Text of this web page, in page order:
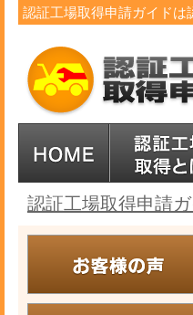
認証工場取得申請ガイドは
認証工場取得申請ガ